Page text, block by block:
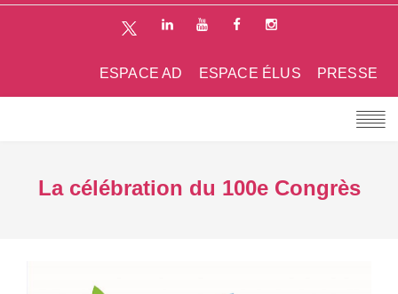
PRESSE
ESPACE ÉLUS
ESPACE AD
La célébration du 100e Congrès